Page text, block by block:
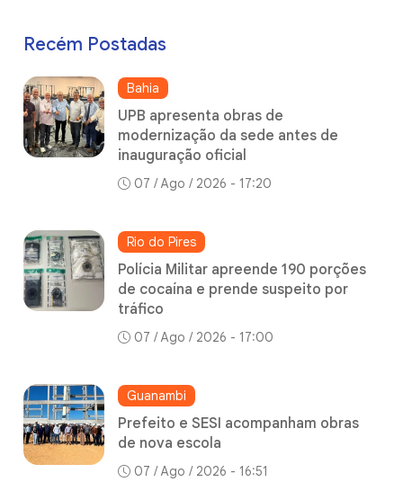
Recém Postadas
Bahia
UPB apresenta obras de
modernização da sede antes de
inauguração oficial
07 / Ago / 2026 - 17:20
Rio do Pires
Polícia Militar apreende 190 porções
de cocaína e prende suspeito por
tráfico
07 / Ago / 2026 - 17:00
Guanambi
Prefeito e SESI acompanham obras
de nova escola
07 / Ago / 2026 - 16:51